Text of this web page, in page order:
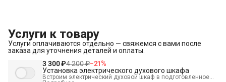
Услуги к товару
Услуги оплачиваются отдельно — свяжемся с вами после
заказа для уточнения деталей и оплаты.
3 300 ₽4 200 ₽−21%
Установка электрического духового шкафа
Встроим электрический духовой шкаф в подготовленное